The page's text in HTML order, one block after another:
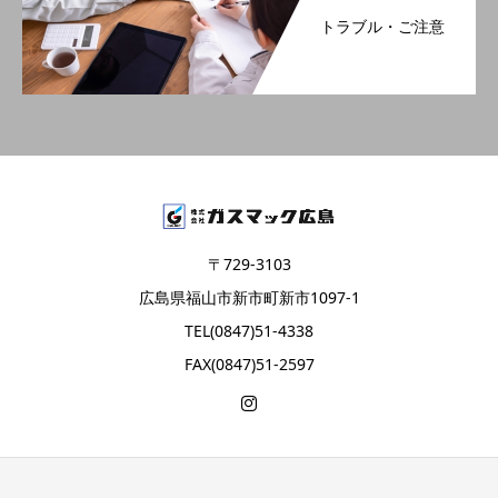
トラブル・ご注意
〒729-3103
広島県福山市新市町新市1097-1
TEL(0847)51-4338
FAX(0847)51-2597